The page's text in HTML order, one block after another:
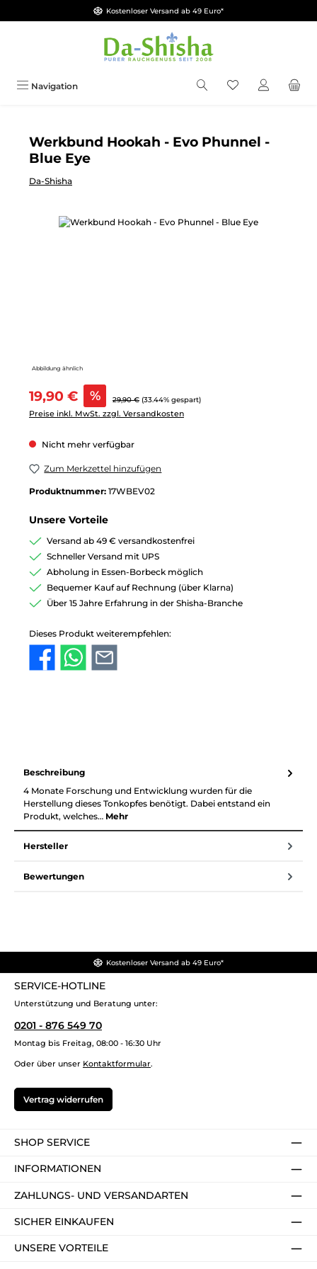
Zum Hauptinhalt springenKostenloser Versand ab 49 Euro*
Navigation Du hast 0
Werkbund Hookah - Evo Phunnel -
Blue Eye
Da-Shisha
Bildergalerie überspringen
Abbildung ähnlich
Verkaufspreis:
19,90 € % Regulärer Preis:
29,90 € (33.44% gespart)
Preise inkl. MwSt. zzgl. Versandkosten
Nicht mehr verfügbar
Zum Merkzettel hinzufügen
Produktnummer: 17WBEV02
Unsere Vorteile
Versand ab 49 € versandkostenfrei
Schneller Versand mit UPS
Abholung in Essen-Borbeck möglich
Bequemer Kauf auf Rechnung (über Klarna)
Über 15 Jahre Erfahrung in der Shisha-Branche
Dieses Produkt weiterempfehlen:
Beschreibung
4 Monate Forschung und Entwicklung wurden für die
Herstellung dieses Tonkopfes benötigt. Dabei entstand ein
Produkt, welches… Mehr
Hersteller
Bewertungen
Kostenloser Versand ab 49 Euro*
SERVICE-HOTLINE
Unterstützung und Beratung unter:
0201 - 876 549 70
Montag bis Freitag, 08:00 - 16:30 Uhr
Oder über unser Kontaktformular.
Vertrag widerrufen
SHOP SERVICE
INFORMATIONEN
ZAHLUNGS- UND VERSANDARTEN
SICHER EINKAUFEN
UNSERE VORTEILE